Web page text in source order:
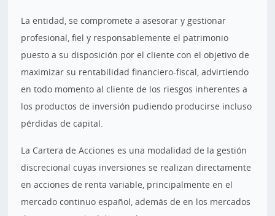
La entidad, se compromete a asesorar y gestionar
profesional, fiel y responsablemente el patrimonio
puesto a su disposición por el cliente con el objetivo de
maximizar su rentabilidad financiero-fiscal, advirtiendo
en todo momento al cliente de los riesgos inherentes a
los productos de inversión pudiendo producirse incluso
pérdidas de capital.
La Cartera de Acciones es una modalidad de la gestión
discrecional cuyas inversiones se realizan directamente
en acciones de renta variable, principalmente en el
mercado continuo español, además de en los mercados